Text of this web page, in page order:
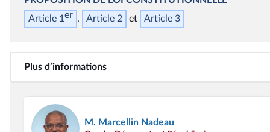
Article 1er Article 2 Article 3
Plus d’informations
M. Marcellin Nadeau